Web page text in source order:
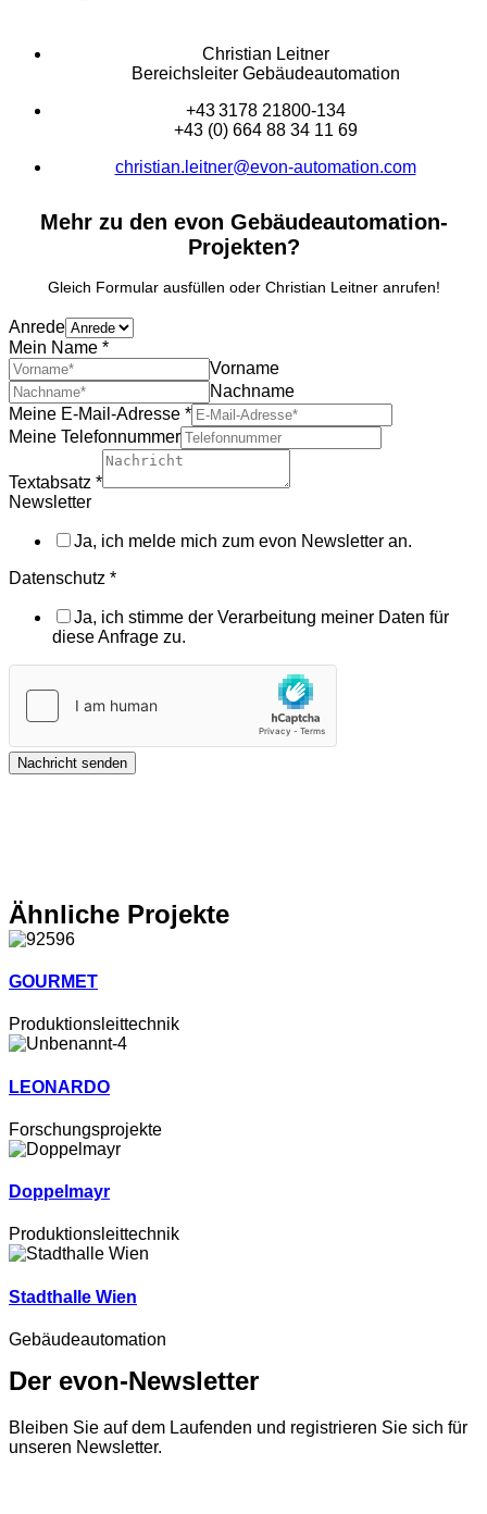
Christian Leitner
Bereichsleiter Gebäudeautomation
+43 3178 21800-134
+43 (0) 664 88 34 11 69
christian.leitner@evon-automation.com
Mehr zu den evon Gebäudeautomation-
Projekten?
Gleich Formular ausfüllen oder Christian Leitner anrufen!
Anrede
Mein Name *
Vorname
Nachname
Meine E-Mail-Adresse *
Meine Telefonnummer
Textabsatz *
Newsletter
Ja, ich melde mich zum evon Newsletter an.
Datenschutz *
Ja, ich stimme der Verarbeitung meiner Daten für
diese Anfrage zu.
Nachricht senden
Ähnliche Projekte
GOURMET
Produktionsleittechnik
LEONARDO
Forschungsprojekte
Doppelmayr
Produktionsleittechnik
Stadthalle Wien
Gebäudeautomation
Der evon-Newsletter
Bleiben Sie auf dem Laufenden und registrieren Sie sich für
unseren Newsletter.